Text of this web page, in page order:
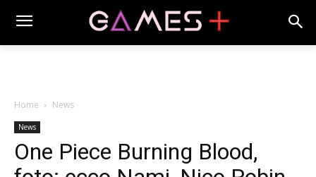
Home News
News
One Piece Burning Blood,